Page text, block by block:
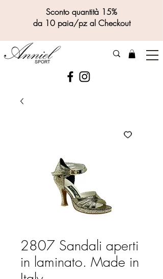
Sconto quantità 15%
da 10 paia/pz al Checkout
2807 Sandali aperti
in laminato. Made in